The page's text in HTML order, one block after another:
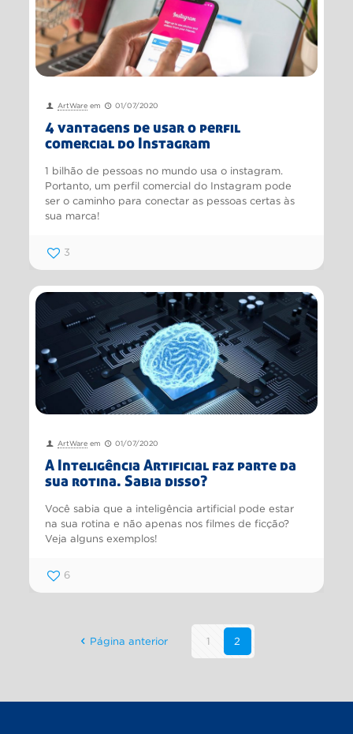
ArtWare em 01/07/2020
4 vantagens de usar o perfil
comercial do Instagram
1 bilhão de pessoas no mundo usa o instagram.
Portanto, um perfil comercial do Instagram pode
ser o caminho para conectar as pessoas certas às
sua marca!
3
ArtWare em 01/07/2020
A Inteligência Artificial faz parte da
sua rotina. Sabia disso?
Você sabia que a inteligência artificial pode estar
na sua rotina e não apenas nos filmes de ficção?
Veja alguns exemplos!
6
Página anterior 1 2